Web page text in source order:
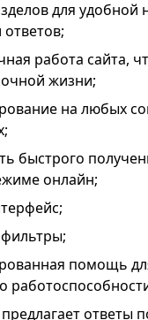
для удобной
работа сайта,
жизни;
на любых
быстрого
онлайн;
помощь
предлагает ответы